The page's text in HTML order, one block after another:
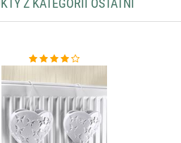
Z KATEGORII OSTATNÍ